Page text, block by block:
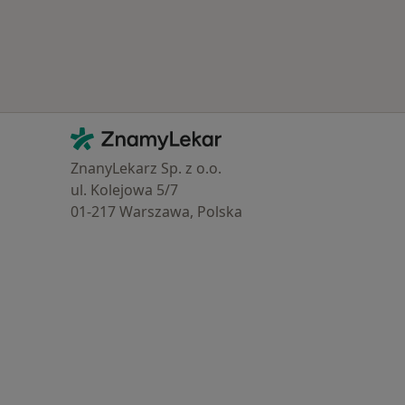
Kontakt
ZnamyLekar - Hlavní stránka
ZnanyLekarz Sp. z o.o.
ul. Kolejowa 5/7
01-217 Warszawa, Polska